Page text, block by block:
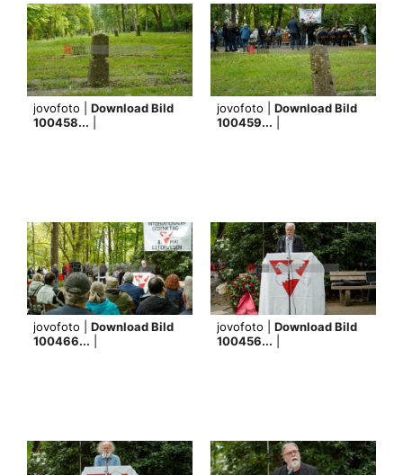
jovofoto | Download Bild
100458...
jovofoto | Download Bild
100459...
jovofoto | Download Bild
100466...
jovofoto | Download Bild
100456...